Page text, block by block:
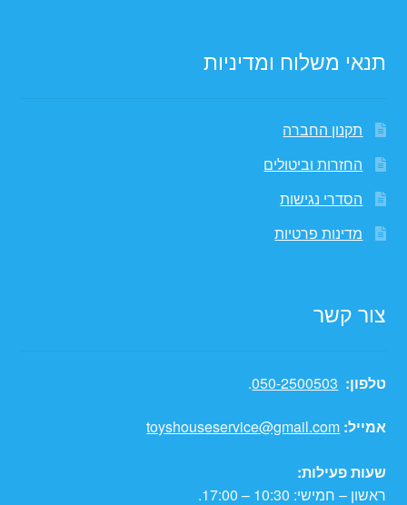
תנאי משלוח ומדיניות
תקנון החברה
החזרות וביטולים
הסדרי נגישות
מדינות פרטיות
צור קשר
טלפון: 050-2500503
.
אמייל: toyshouseservice@gmail.com
שעות פעילות:
ראשון – חמישי: 10:30 – 17:00.